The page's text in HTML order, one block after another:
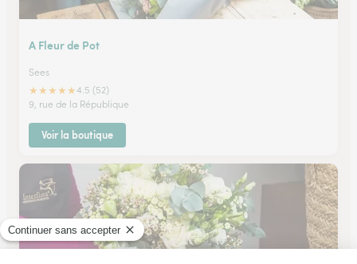
A Fleur de Pot
Sees
★★★★★4.5 (52)
9, rue de la République
Voir la boutique